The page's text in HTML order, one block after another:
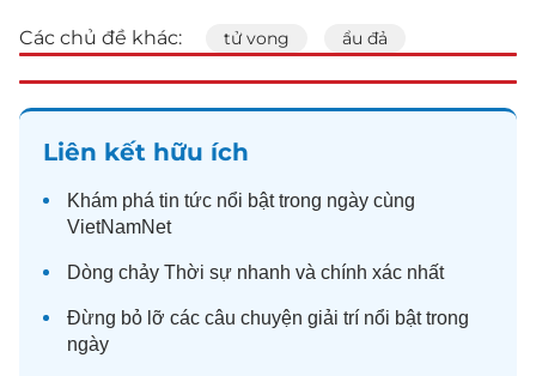
Các chủ đề khác: tử vong ẩu đả
Liên kết hữu ích
Khám phá tin tức nổi bật trong ngày cùng
VietNamNet
Dòng chảy Thời sự nhanh và chính xác nhất
Đừng bỏ lỡ các câu chuyện giải trí nổi bật trong
ngày